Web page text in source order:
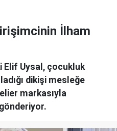
İlham
Elif Uysal, çocukluk
dikişi mesleğe
markasıyla